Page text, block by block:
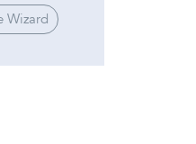
Wizard